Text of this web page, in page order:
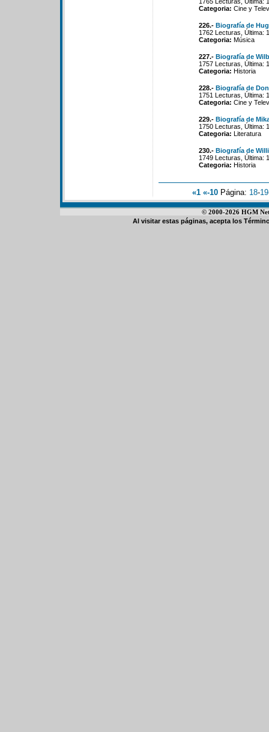
Categoria: Cine y
226.- Biografía de
1762 Lecturas, Última:
Categoria: Música
227.- Biografía de
1757 Lecturas, Última:
Categoria: Historia
228.- Biografía de
1751 Lecturas, Última:
Categoria: Cine y
229.- Biografía de
1750 Lecturas, Última:
Categoria: Literatura
230.- Biografía de
1749 Lecturas, Última:
Categoria: Historia
«1 «-10 Página: 18-19
© 2000-2026 HGM
Al visitar estas páginas, acepta los